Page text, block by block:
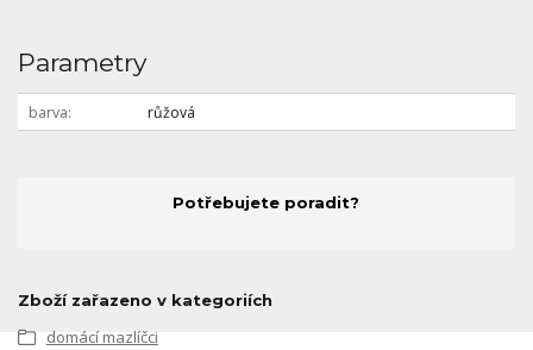
Parametry
barva růžová
Potřebujete poradit?
Zboží zařazeno v kategoriích
domácí mazlíčci